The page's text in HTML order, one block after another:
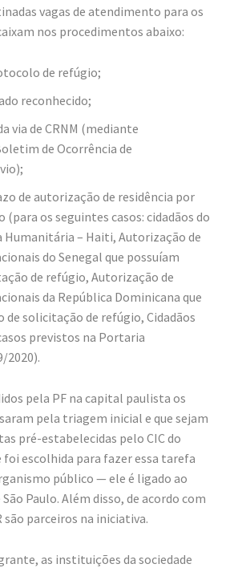
vagas de atendimento para os
nos procedimentos abaixo:
de refúgio;
reconhecido;
via de CRNM (mediante
de Ocorrência de
de autorização de residência por
os seguintes casos: cidadãos do
Humanitária – Haiti, Autorização de
do Senegal que possuíam
de refúgio, Autorização de
da República Dominicana que
de solicitação de refúgio, Cidadãos
previstos na Portaria
2020).
pela PF na capital paulista os
pela triagem inicial e que sejam
pré-estabelecidas pelo CIC do
escolhida para fazer essa tarefa
público — ele é ligado ao
Paulo. Além disso, de acordo com
são parceiros na iniciativa.
as instituições da sociedade